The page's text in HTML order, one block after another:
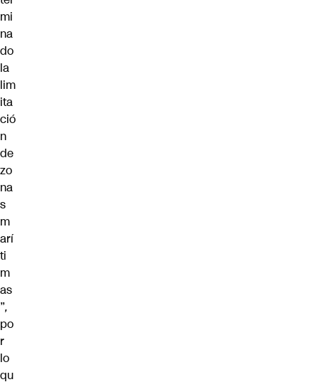
mi
na
do
la
lim
ita
ció
n
de
zo
na
s
m
arí
ti
m
as
”,
po
r
lo
qu